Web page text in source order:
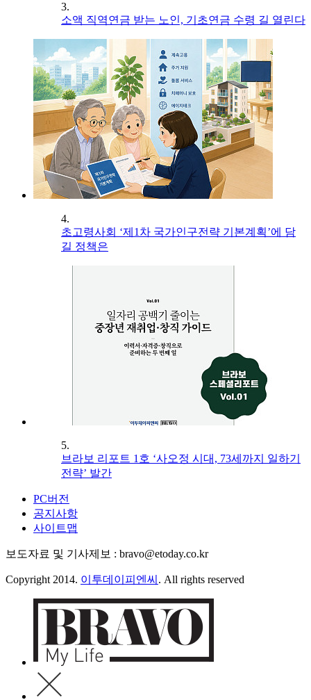
3.
소액 직역연금 받는 노인, 기초연금 수령 길 열린다
4.
초고령사회 ‘제1차 국가인구전략 기본계획’에 담
길 정책은
5.
브라보 리포트 1호 ‘사오정 시대, 73세까지 일하기
전략’ 발간
PC버전
공지사항
사이트맵
보도자료 및 기사제보 : bravo@etoday.co.kr
Copyright 2014. 이투데이피엔씨 . All rights reserved